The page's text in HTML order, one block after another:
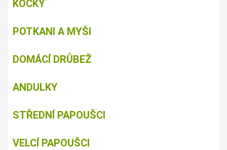
KOČKY
POTKANI A MYŠI
DOMÁCÍ DRŮBEŽ
ANDULKY
STŘEDNÍ PAPOUŠCI
VELCÍ PAPOUŠCI